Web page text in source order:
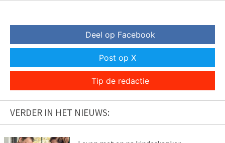
Deel op Facebook
Post op X
Tip de redactie
VERDER IN HET NIEUWS: